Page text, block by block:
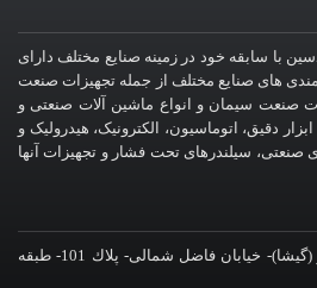
با سابقه خود در زمینه صنایع مختلف دارای
های صنایع مختلف از جمله تجهیزات صنعت
صنعت سیمان و انواع ماشین آلات صنعتی و
دقیق، اتوماسیون، الکترونیک، هیدرولیک و
صنعتی، سیلندرهای تحت فشار و تجهیزات آنها
آدرس: تهران، خيابان کوی نصر (گیشا)- خيابان فاضل شمالی- پلاك 101- طبقه